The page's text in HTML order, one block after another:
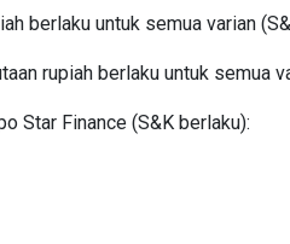
berlaku untuk semua varian
rupiah berlaku untuk semua
Star Finance (S&K berlaku):